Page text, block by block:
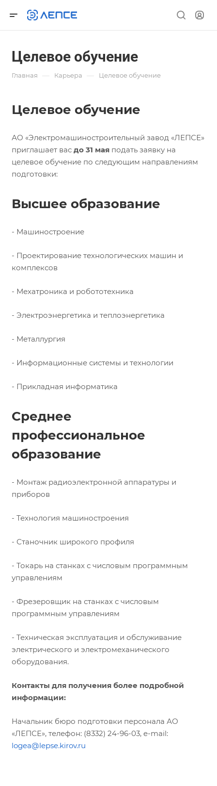
Целевое обучение
Главная — Карьера — Целевое обучение
Целевое обучение
АО «Электромашиностроительный завод «ЛЕПСЕ»
приглашает вас до 31 мая подать заявку на
целевое обучение по следующим направлениям
подготовки:
Высшее образование
- Машиностроение
- Проектирование технологических машин и
комплексов
- Мехатроника и робототехника
- Электроэнергетика и теплоэнергетика
- Металлургия
- Информационные системы и технологии
- Прикладная информатика
Среднее
профессиональное
образование
- Монтаж радиоэлектронной аппаратуры и
приборов
- Технология машиностроения
- Станочник широкого профиля
- Токарь на станках с числовым программным
управлениям
- Фрезеровщик на станках с числовым
программным управлениям
- Техническая эксплуатация и обслуживание
электрического и электромеханического
оборудования.
Контакты для получения более подробной
информации:
Начальник бюро подготовки персонала АО
«ЛЕПСЕ», телефон: (8332) 24-96-03, e-mail:
logea@lepse.kirov.ru